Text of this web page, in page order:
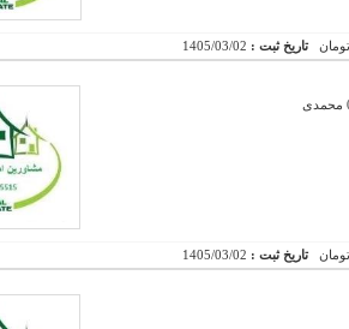
تومانتاریخ ثبت : 1405/03/02
تومانتاریخ ثبت : 1405/03/02